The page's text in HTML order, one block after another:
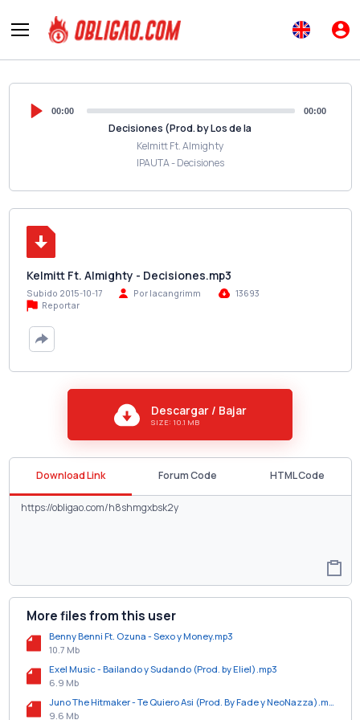
00:00 00:00
Decisiones (Prod. by Los de la
Kelmitt Ft. Almighty
IPAUTA - Decisiones
Kelmitt Ft. Almighty - Decisiones.mp3
Subido 2015-10-17 Por lacangrimm
13693
Reportar
Descargar / Bajar
SIZE: 10.1 MB
Download Link Forum Code HTML Code
More files from this user
Benny Benni Ft. Ozuna - Sexo y Money.mp3
10.7 Mb
Exel Music - Bailando y Sudando (Prod. by Eliel).mp3
6.9 Mb
9.6 Mb